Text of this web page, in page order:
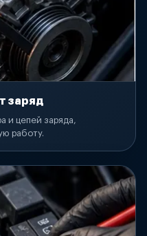
заряд
и цепей заряда,
работу.